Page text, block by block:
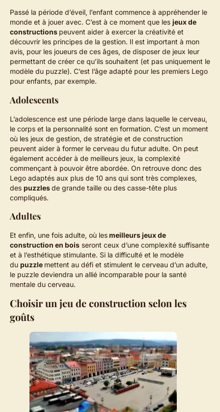
Passé la période d’éveil, l’enfant commence à appréhender le
monde et à jouer avec. C’est à ce moment que les jeux de
constructions peuvent aider à exercer la créativité et
découvrir les principes de la gestion. Il est important à mon
avis, pour les joueurs de ces âges, de disposer de jeux leur
permettant de créer ce qu’ils souhaitent (et pas uniquement le
modèle du puzzle). C’est l’âge adapté pour les premiers Lego
pour enfants, par exemple.
Adolescents
L’adolescence est une période large dans laquelle le cerveau,
le corps et la personnalité sont en formation. C’est un moment
où les jeux de gestion, de stratégie et de construction
peuvent aider à former le cerveau du futur adulte. On peut
également accéder à de meilleurs jeux, la complexité
commençant à pouvoir être abordée. On retrouve donc des
Lego adaptés aux plus de 10 ans qui sont très complexes,
des puzzlesde grande taille ou des casse-tête plus
compliqués.
Adultes
Et enfin, une fois adulte, où lesmeilleurs jeux de
construction en bois seront ceux d’une complexité suffisante
et à l’esthétique stimulante. Si la difficulté et le modèle
du puzzle mettent au défi et stimulent le cerveau d’un adulte,
le puzzle deviendra un allié incomparable pour la santé
mentale du cerveau.
Choisir un jeu de construction selon les
goûts